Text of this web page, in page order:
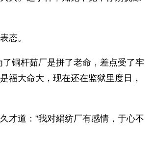
态。
了铜杆茹厂是拼了老命，差点受了牢
福大命大，现在还在监狱里度日，
才道：”我对絹纺厂有感情，于心不